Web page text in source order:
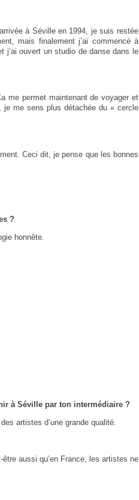
à Séville en 1994, je suis restée
mais finalement j’ai commencé à
j’ai ouvert un studio de danse dans le
me permet maintenant de voyager et
je me sens plus détachée du « cercle
Ceci dit, je pense que les bonnes
?
honnête.
à Séville par ton intermédiaire ?
artistes d’une grande qualité.
aussi qu’en France, les artistes ne